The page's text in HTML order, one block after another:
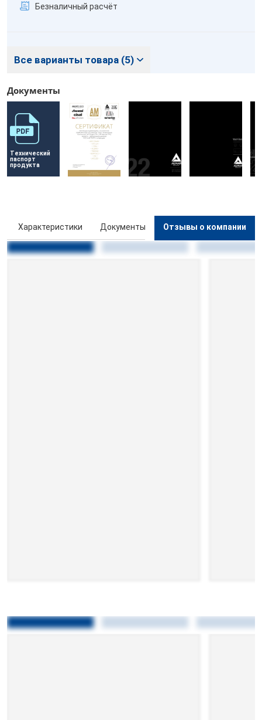
Безналичный расчёт
Все варианты товара (5)
Документы
Технический
паспорт
продукта
Характеристики Документы Отзывы о компании